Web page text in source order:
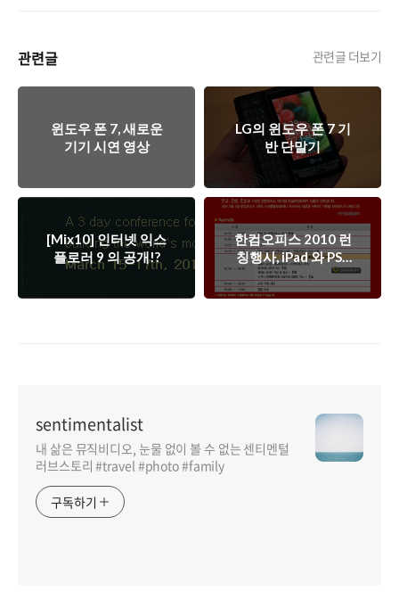
관련글 관련글 더보기
윈도우 폰 7, 새로운
기기 시연 영상
LG의 윈도우 폰 7 기
반 단말기
[Mix10] 인터넷 익스
플로러 9 의 공개!?
한컴오피스 2010 런
칭행사, iPad 와 PS3
의 기회!
sentimentalist
내 삶은 뮤직비디오, 눈물 없이 볼 수 없는 센티멘털
러브스토리 #travel #photo #family
구독하기